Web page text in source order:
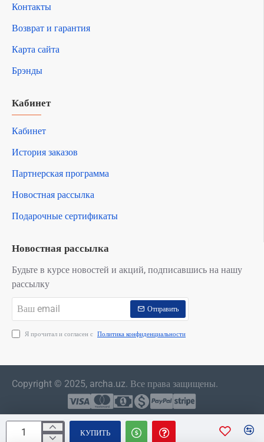
КУПИТЬ
Контакты
Возврат и гарантия
Карта сайта
Брэнды
Кабинет
Кабинет
История заказов
Партнерская программа
Новостная рассылка
Подарочные сертификаты
Новостная рассылка
Будьте в курсе новостей и акций, подписавшись на нашу
рассылку
email
Отправить
Я прочитал и согласен с Политика конфиденциальности
Copyright © 2025, archa.uz. Все права защищены.